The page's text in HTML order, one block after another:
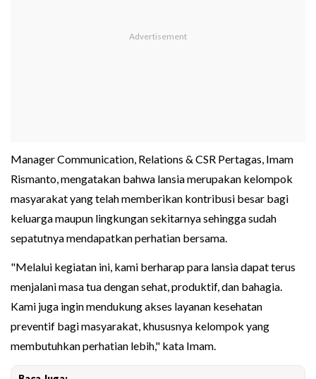
Manager Communication, Relations & CSR Pertagas, Imam
Rismanto, mengatakan bahwa lansia merupakan kelompok
masyarakat yang telah memberikan kontribusi besar bagi
keluarga maupun lingkungan sekitarnya sehingga sudah
sepatutnya mendapatkan perhatian bersama.
"Melalui kegiatan ini, kami berharap para lansia dapat terus
menjalani masa tua dengan sehat, produktif, dan bahagia.
Kami juga ingin mendukung akses layanan kesehatan
preventif bagi masyarakat, khususnya kelompok yang
membutuhkan perhatian lebih," kata Imam.